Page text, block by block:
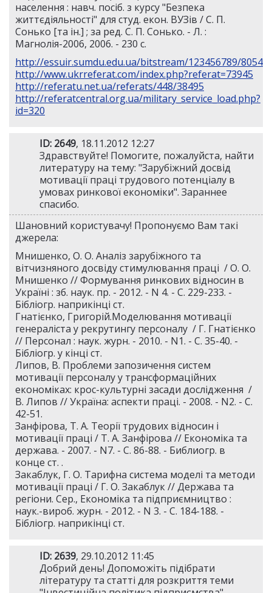
населення : навч. посіб. з курсу "Безпека
життєдіяльності" для студ. екон. ВУЗів / С. П.
Сонько [та ін.] ; за ред. С. П. Сонько. - Л. :
Магнолія-2006, 2006. - 230 с.
http://essuir.sumdu.edu.ua/bitstream/123456789/8054/
http://www.ukrreferat.com/index.php?referat=73945
http://referatu.net.ua/referats/448/38495
http://referatcentral.org.ua/military_service_load.php?
id=320
ID: 2649, 18.11.2012 12:27
Здравствуйте! Помогите, пожалуйста, найти
литературу на тему: "Зарубіжний досвід
мотивації праці трудового потенціалу в
умовах ринкової економіки". Зараннее
спасибо.
Шановний користувачу! Пропонуємо Вам такі
джерела:
Мнишенко, О. О. Аналіз зарубіжного та
вітчизняного досвіду стимулювання праці / О. О.
Мнишенко // Формування ринкових відносин в
Україні : зб. наук. пр. - 2012. - N 4. - С. 229-233. -
Бібліогр. наприкінці ст.
Гнатієнко, Григорій.Моделювання мотивації
генераліста у рекрутингу персоналу / Г. Гнатієнко
// Персонал : наук. журн. - 2010. - N1. - С. 35-40. -
Бібліогр. у кінці ст.
Липов, В. Проблеми запозичення систем
мотивації персоналу у трансформаційних
економіках: крос-культурні засади дослідження /
В. Липов // Україна: аспекти праці. - 2008. - N2. - С.
42-51.
Занфірова, Т. А. Теорії трудових відносин і
мотивації праці / Т. А. Занфірова // Економіка та
держава. - 2007. - N7. - С. 86-88. - Библиогр. в
конце ст. .
Закаблук, Г. О. Тарифна система моделі та методи
мотивації праці / Г. О. Закаблук // Держава та
регіони. Сер., Економіка та підприємництво :
наук.-вироб. журн. - 2012. - N 3. - С. 184-188. -
Бібліогр. наприкінці ст.
ID: 2639, 29.10.2012 11:45
Добрий день! Допоможіть підібрати
літературу та статті для розкриття теми